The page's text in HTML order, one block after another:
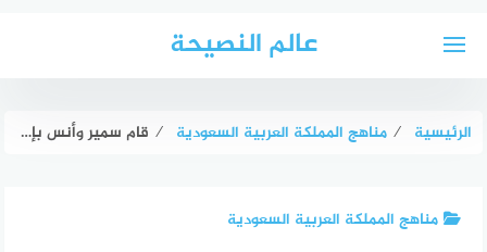
عالم النصيحة
الرئيسية ⁄ مناهج المملكة العربية السعودية ⁄ قام سمير وأنس بإيجاد ناتج ضرب 2 1/2 في 3 1/4 كما يأتي فأيهما على صواب ؟ وضح إجابتك
مناهج المملكة العربية السعودية